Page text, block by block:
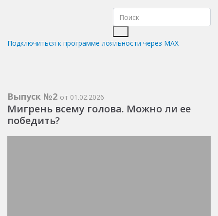
Подключиться к программе лояльности через MAX
Выпуск №2 от 01.02.2026
Мигрень всему голова. Можно ли ее
победить?